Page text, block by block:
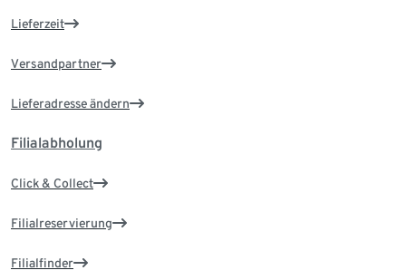
Lieferzeit
Versandpartner
Lieferadresse ändern
Filialabholung
Click & Collect
Filialreservierung
Filialfinder